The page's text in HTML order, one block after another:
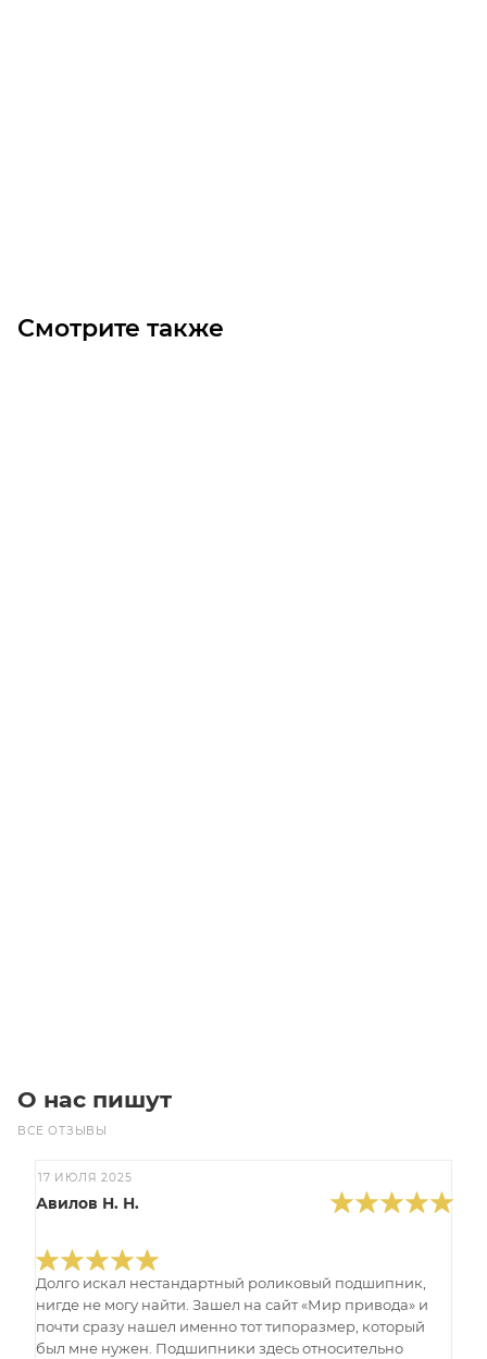
Смотрите также
О нас пишут
ВСЕ ОТЗЫВЫ
17 ИЮЛЯ 2025
Авилов Н. Н.
Долго искал нестандартный роликовый подшипник,
нигде не могу найти. Зашел на сайт «Мир привода» и
почти сразу нашел именно тот типоразмер, который
был мне нужен. Подшипники здесь относительно